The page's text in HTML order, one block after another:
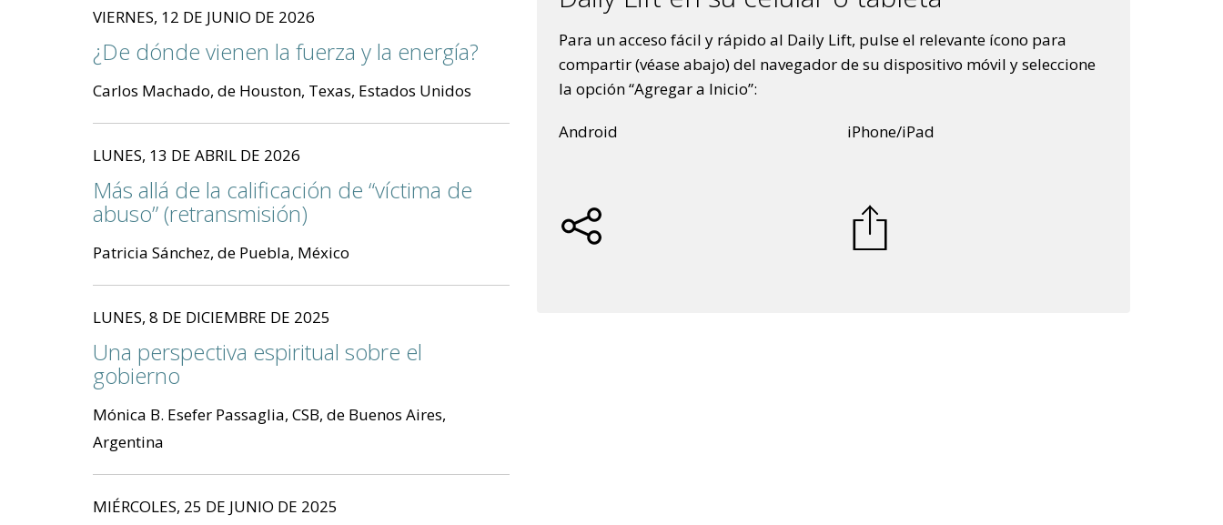
VIERNES, 12 DE JUNIO DE 2026
¿De dónde vienen la fuerza y la energía?
Carlos Machado, de Houston, Texas, Estados Unidos
LUNES, 13 DE ABRIL DE 2026
Más allá de la calificación de “víctima de
abuso” (retransmisión)
Patricia Sánchez, de Puebla, México
LUNES, 8 DE DICIEMBRE DE 2025
Una perspectiva espiritual sobre el
gobierno
Mónica B. Esefer Passaglia, CSB, de Buenos Aires,
Argentina
MIÉRCOLES, 25 DE JUNIO DE 2025
Para un acceso fácil y rápido al Daily Lift, pulse el relevante ícono para
compartir (véase abajo) del navegador de su dispositivo móvil y seleccione
la opción “Agregar a Inicio”:
Android iPhone/iPad